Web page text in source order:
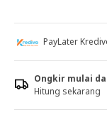
PayLater
Ongkir mulai
Hitung sekarang